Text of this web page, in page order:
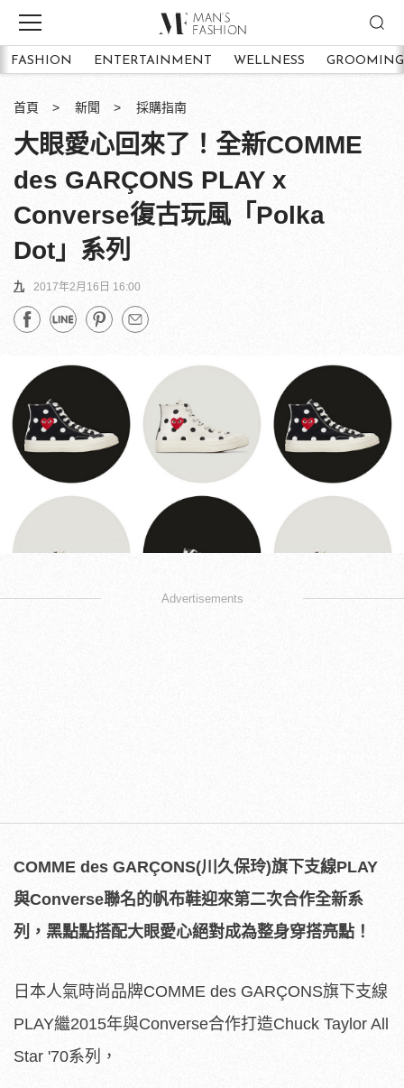
FASHION ENTERTAINMENT WELLNESS GROOMING
首頁 新聞 採購指南
大眼愛心回來了！全新COMME
des GARÇONS PLAY x
Converse復古玩風「Polka
Dot」系列
九 2017年2月16日 16:00
Advertisements
COMME des GARÇONS(川久保玲)旗下支線PLAY
與Converse聯名的帆布鞋迎來第二次合作全新系
列，黑點點搭配大眼愛心絕對成為整身穿搭亮點！
日本人氣時尚品牌COMME des GARÇONS旗下支線
PLAY繼2015年與Converse合作打造Chuck Taylor All
Star '70系列，